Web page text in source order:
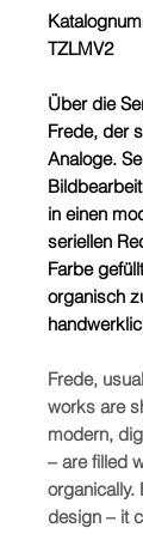
TZLMV2
Über die
Frede, der
Analoge.
in einen
seriellen
Farbe
organisch
Frede,
works are
modern,
– are filled
organically.
design – it